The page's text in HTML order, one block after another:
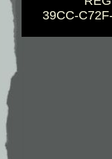
39CC-